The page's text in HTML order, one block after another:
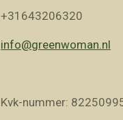
+31643206320
info@greenwoman.nl
Kvk-nummer: